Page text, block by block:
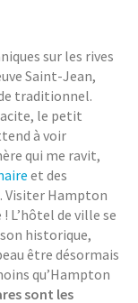
sur les rives
Saint-Jean,
traditionnel.
le petit
à voir
qui me ravit,
et des
Visiter Hampton
L’hôtel de ville se
historique,
être désormais
qu’Hampton
sont les